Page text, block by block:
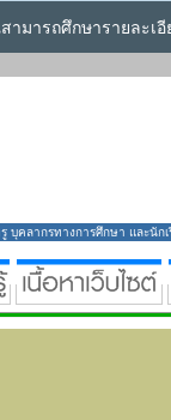
มารถศึกษารายละเอี
บุคลากรทางการศึกษา และนัก